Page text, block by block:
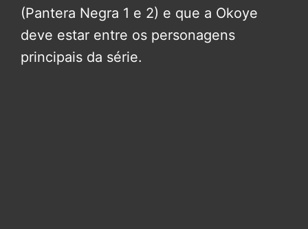
(Pantera Negra 1 e 2) e que a Okoye
deve estar entre os personagens
principais da série.